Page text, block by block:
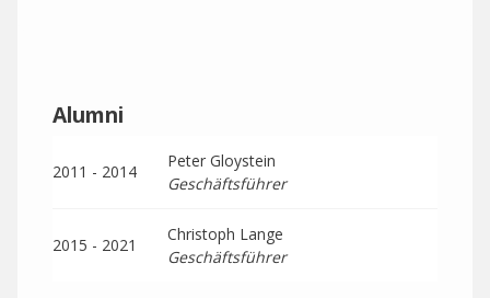
Alumni
2011 - 2014
Peter Gloystein
Geschäftsführer
2015 - 2021
Christoph Lange
Geschäftsführer